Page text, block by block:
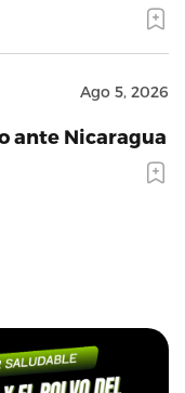
Ago 5, 2026
ante Nicaragua